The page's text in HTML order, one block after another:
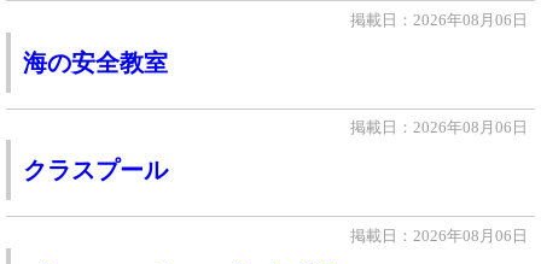
掲載日：2026年08月06日
海の安全教室
掲載日：2026年08月06日
クラスプール
掲載日：2026年08月06日